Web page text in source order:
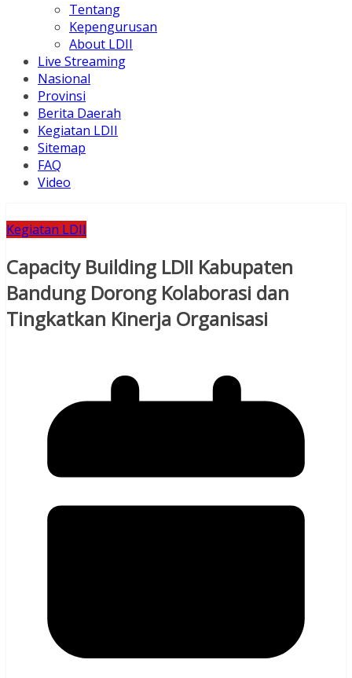
Tentang
Kepengurusan
About LDII
Live Streaming
Nasional
Provinsi
Berita Daerah
Kegiatan LDII
Sitemap
FAQ
Video
Kegiatan LDII
Capacity Building LDII Kabupaten
Bandung Dorong Kolaborasi dan
Tingkatkan Kinerja Organisasi